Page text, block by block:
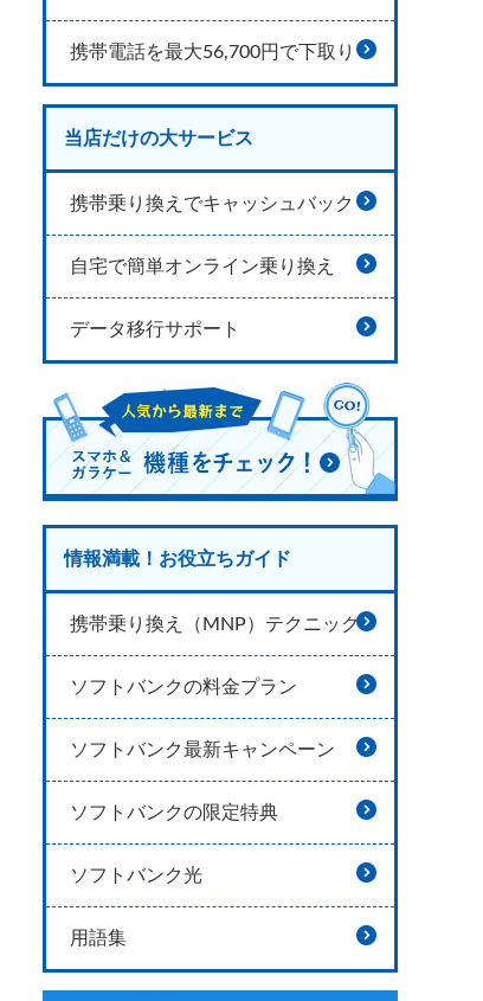
携帯電話を最大56,700円で下取り
当店だけの大サービス
携帯乗り換えでキャッシュバック
自宅で簡単オンライン乗り換え
データ移行サポート
情報満載！お役立ちガイド
携帯乗り換え（MNP）テクニック
ソフトバンクの料金プラン
ソフトバンク最新キャンペーン
ソフトバンクの限定特典
ソフトバンク光
用語集